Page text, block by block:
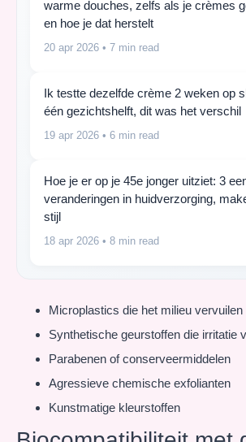
warme douches, zelfs als je crèmes
en hoe je dat herstelt
20 apr 2026 • 7 min read
Ik testte dezelfde crème 2 weken op
één gezichtshelft, dit was het verschil
19 apr 2026 • 6 min read
Hoe je er op je 45e jonger uitziet: 3
veranderingen in huidverzorging,
stijl
18 apr 2026 • 8 min read
Microplastics die het milieu vervuilen
Synthetische geurstoffen die irritatie
Parabenen of conserveermiddelen
Agressieve chemische exfolianten
Kunstmatige kleurstoffen